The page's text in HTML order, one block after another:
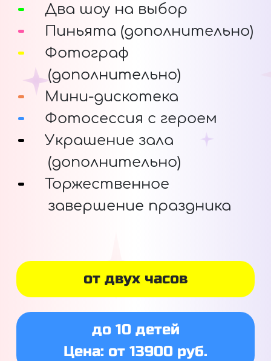
Два шоу на выбор
Пиньята (дополнительно)
Фотограф
(дополнительно)
Мини-дискотека
Фотосессия с героем
Украшение зала
(дополнительно)
Торжественное
завершение праздника
от двух часов
до 10 детей
Цена: от 13900 руб.